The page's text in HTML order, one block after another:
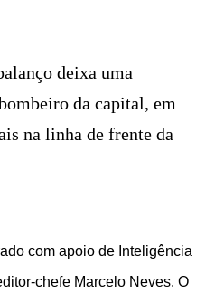
deixa uma
da capital, em
na linha de frente da
com apoio de Inteligência
chefe Marcelo Neves. O